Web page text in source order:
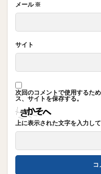
メール※
サイト
次回のコメントで使用するた
ス、サイトを保存する。
上に表示された文字を入力して